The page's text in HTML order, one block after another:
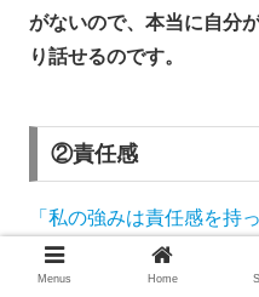
がないので、本当に自分
り話せるのです。
②責任感
「私の強みは責任感を持
す。塾講師のアルバイト
春に受け持っていた中学
Menus Home